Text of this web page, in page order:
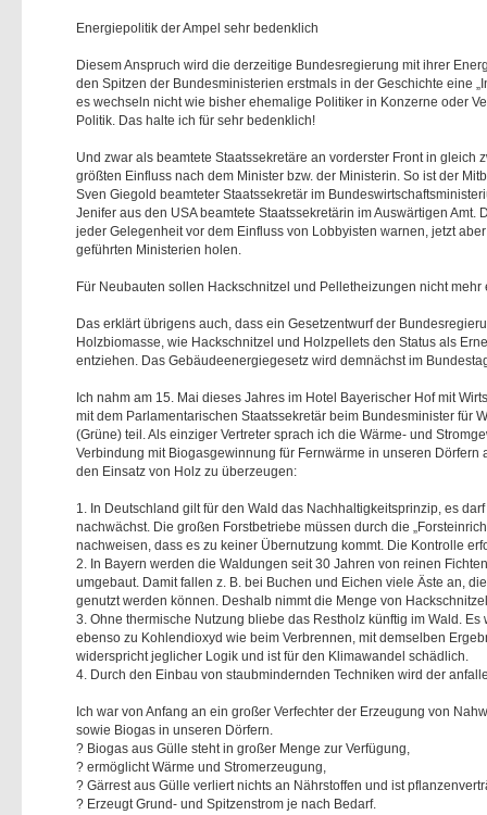
Energiepolitik der Ampel sehr bedenklich
Diesem Anspruch wird die derzeitige Bundesregierung mit ihrer
den Spitzen der Bundesministerien erstmals in der Geschichte eine
es wechseln nicht wie bisher ehemalige Politiker in Konzerne oder
Politik. Das halte ich für sehr bedenklich!
Und zwar als beamtete Staatssekretäre an vorderster Front in gleich
größten Einfluss nach dem Minister bzw. der Ministerin. So ist der
Sven Giegold beamteter Staatssekretär im
Jenifer aus den USA beamtete Staatssekretärin im Auswärtigen
jeder Gelegenheit vor dem Einfluss von Lobbyisten warnen, jetzt
geführten Ministerien holen.
Für Neubauten sollen Hackschnitzel und Pelletheizungen nicht mehr
Das erklärt übrigens auch, dass ein Gesetzentwurf der
Holzbiomasse, wie Hackschnitzel und Holzpellets den Status als
entziehen. Das Gebäudeenergiegesetz wird demnächst im
Ich nahm am 15. Mai dieses Jahres im Hotel Bayerischer Hof mit
mit dem Parlamentarischen Staatssekretär beim Bundesminister für
(Grüne) teil. Als einziger Vertreter sprach ich die Wärme- und
Verbindung mit Biogasgewinnung für Fernwärme in unseren Dörfern
den Einsatz von Holz zu überzeugen:
1. In Deutschland gilt für den Wald das Nachhaltigkeitsprinzip, es
nachwächst. Die großen Forstbetriebe müssen durch die
nachweisen, dass es zu keiner Übernutzung kommt. Die Kontrolle
2. In Bayern werden die Waldungen seit 30 Jahren von reinen
umgebaut. Damit fallen z. B. bei Buchen und Eichen viele Äste an,
genutzt werden können. Deshalb nimmt die Menge von
3. Ohne thermische Nutzung bliebe das Restholz künftig im Wald.
ebenso zu Kohlendioxyd wie beim Verbrennen, mit demselben
widerspricht jeglicher Logik und ist für den Klimawandel schädlich.
4. Durch den Einbau von staubmindernden Techniken wird der
Ich war von Anfang an ein großer Verfechter der Erzeugung von
sowie Biogas in unseren Dörfern.
? Biogas aus Gülle steht in großer Menge zur Verfügung,
? ermöglicht Wärme und Stromerzeugung,
? Gärrest aus Gülle verliert nichts an Nährstoffen und ist
? Erzeugt Grund- und Spitzenstrom je nach Bedarf.